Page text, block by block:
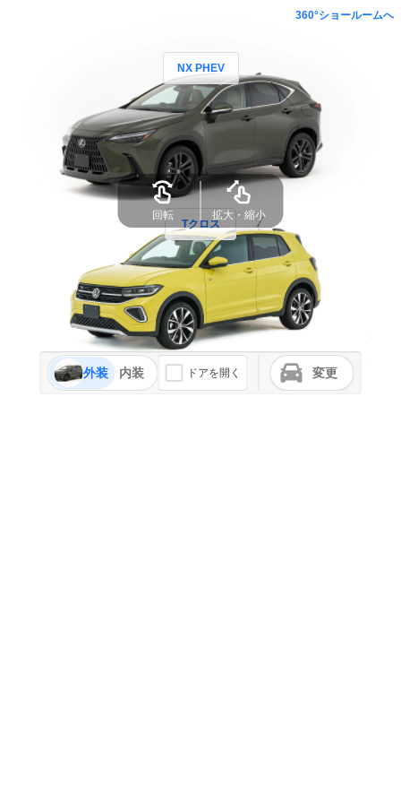
360°ショールームへ
NX PHEV
Tクロス
外装 内装 ドアを開く 変更
回転 拡大・縮小